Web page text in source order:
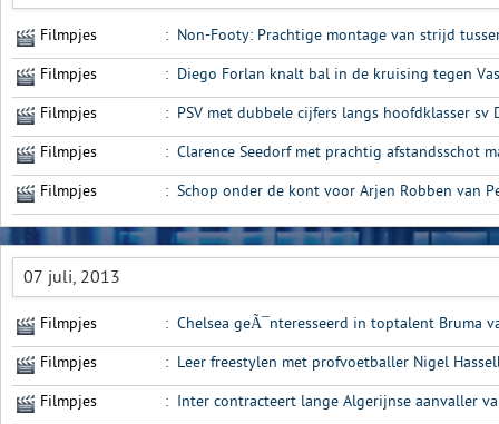
Filmpjes : Non-Footy: Prachtige montage van strijd
Filmpjes : Diego Forlan knalt bal in de kruising tegen
Filmpjes : PSV met dubbele cijfers langs hoofdklasser sv
Filmpjes : Clarence Seedorf met prachtig afstandsschot
Filmpjes : Schop onder de kont voor Arjen Robben van
07 juli, 2013
Filmpjes : Chelsea geÃ¯nteresseerd in toptalent Bruma
Filmpjes : Leer freestylen met profvoetballer Nigel
Filmpjes : Inter contracteert lange Algerijnse aanvaller